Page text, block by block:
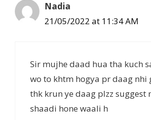
Nadia
21/05/2022 at 11:34 AM
Sir mujhe daad hua tha kuch
wo to khtm hogya pr daag nhi
thk krun ye daag plzz suggest
shaadi hone waali h